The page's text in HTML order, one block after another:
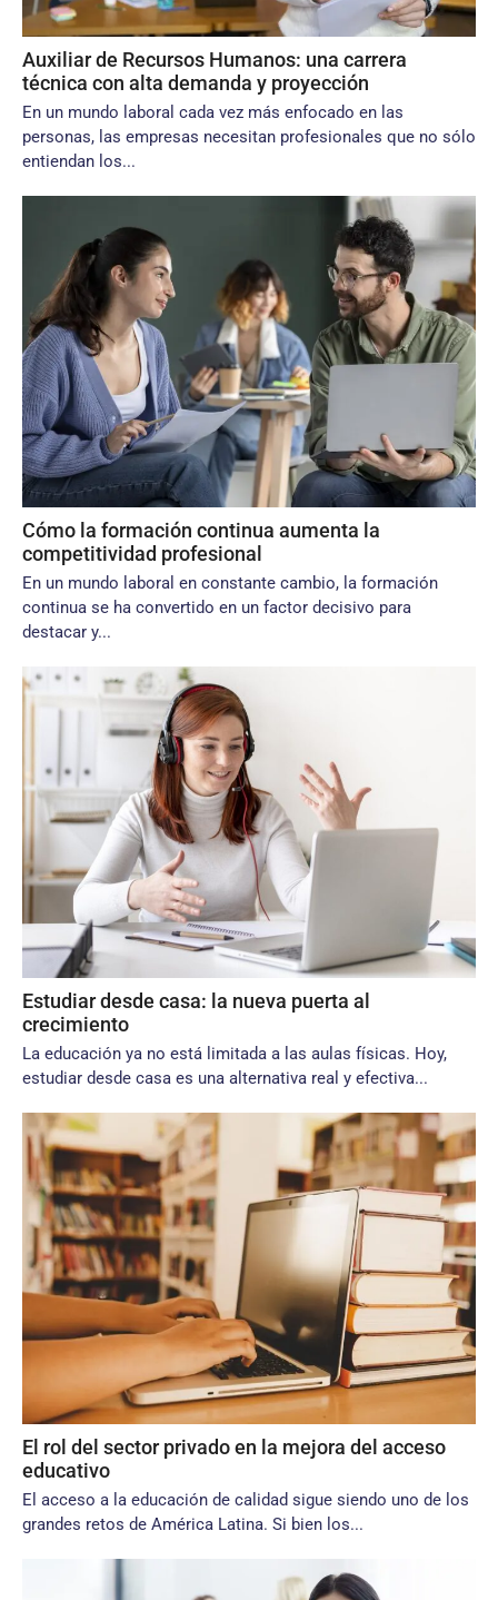
Auxiliar de Recursos Humanos: una carrera
técnica con alta demanda y proyección
En un mundo laboral cada vez más enfocado en las
personas, las empresas necesitan profesionales que no sólo
entiendan los...
Cómo la formación continua aumenta la
competitividad profesional
En un mundo laboral en constante cambio, la formación
continua se ha convertido en un factor decisivo para
destacar y...
Estudiar desde casa: la nueva puerta al
crecimiento
La educación ya no está limitada a las aulas físicas. Hoy,
estudiar desde casa es una alternativa real y efectiva...
El rol del sector privado en la mejora del acceso
educativo
El acceso a la educación de calidad sigue siendo uno de los
grandes retos de América Latina. Si bien los...